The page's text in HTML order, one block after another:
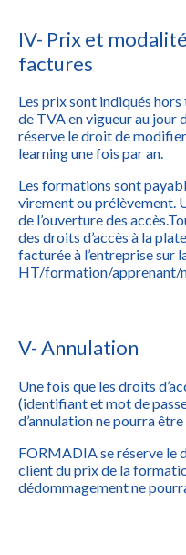
IV- Prix et
factures
Les prix sont indiqués
de TVA en vigueur au
réserve le droit de
learning une fois par an.
Les formations sont
virement ou prélèvement.
de l’ouverture des
des droits d’accès à la
facturée à l’entreprise sur
HT/formation/apprenant/
V- Annulation
Une fois que les droits
(identifiant et mot de
d’annulation ne pourra
FORMADIA se réserve le
client du prix de la
dédommagement ne